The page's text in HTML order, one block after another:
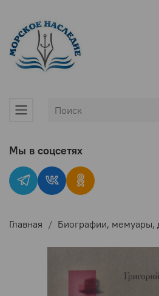
Главная Биографии, мемуары,
Мы в соцсетях